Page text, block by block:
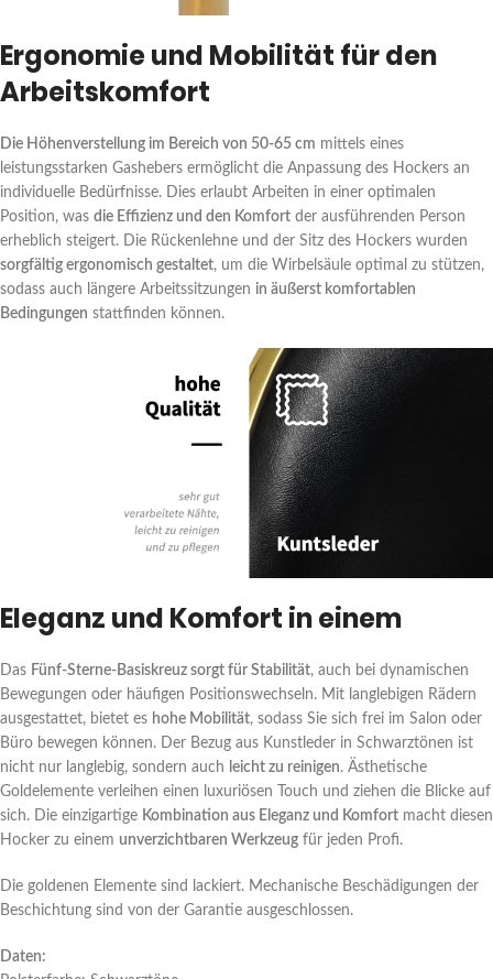
Ergonomie und Mobilität für den
Arbeitskomfort
Die Höhenverstellung im Bereich von 50-65 cm mittels eines
leistungsstarken Gashebers ermöglicht die Anpassung des Hockers an
individuelle Bedürfnisse. Dies erlaubt Arbeiten in einer optimalen
Position, was die Effizienz und den Komfort der ausführenden Person
erheblich steigert. Die Rückenlehne und der Sitz des Hockers wurden
sorgfältig ergonomisch gestaltet, um die Wirbelsäule optimal zu stützen,
sodass auch längere Arbeitssitzungen in äußerst komfortablen
Bedingungen stattfinden können.
Eleganz und Komfort in einem
Das Fünf-Sterne-Basiskreuz sorgt für Stabilität, auch bei dynamischen
Bewegungen oder häufigen Positionswechseln. Mit langlebigen Rädern
ausgestattet, bietet es hohe Mobilität, sodass Sie sich frei im Salon oder
Büro bewegen können. Der Bezug aus Kunstleder in Schwarztönen ist
nicht nur langlebig, sondern auch leicht zu reinigen. Ästhetische
Goldelemente verleihen einen luxuriösen Touch und ziehen die Blicke auf
sich. Die einzigartige Kombination aus Eleganz und Komfort macht diesen
Hocker zu einem unverzichtbaren Werkzeug für jeden Profi.
Die goldenen Elemente sind lackiert. Mechanische Beschädigungen der
Beschichtung sind von der Garantie ausgeschlossen.
Daten: